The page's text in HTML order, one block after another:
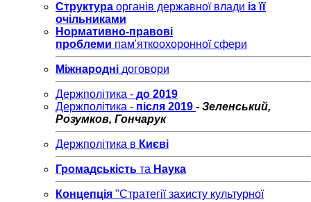
Структура органів державної влади із її
очільниками
Нормативно-правові
проблеми пам'яткоохоронної сфери
Міжнародні договори
Держполітика - до 2019
Держполітика - після 2019 - Зеленський,
Розумков, Гончарук
Держполітика в Києві
Громадськість та Наука
Концепція "Стратегії захисту культурної